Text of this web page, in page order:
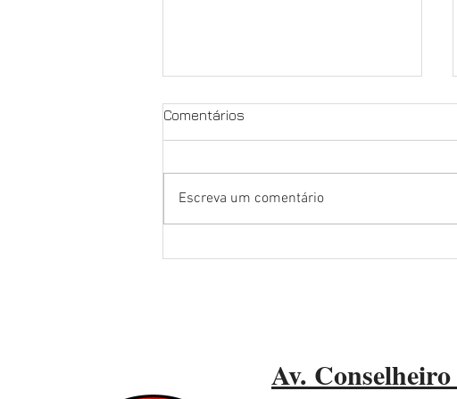
Comentários
Escreva um comentário
Av.